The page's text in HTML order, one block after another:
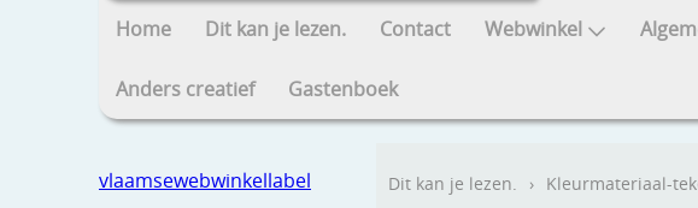
Home Dit kan je lezen. Contact Webwinkel
Anders creatief Gastenboek
vlaamsewebwinkellabel Dit kan je lezen. › Kleurmateriaal-